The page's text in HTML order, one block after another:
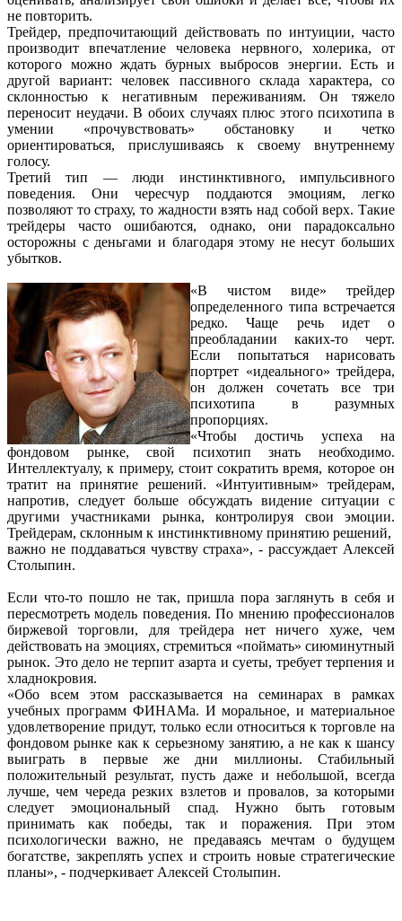
не повторить.
Трейдер, предпочитающий действовать по интуиции, часто
производит впечатление человека нервного, холерика, от
которого можно ждать бурных выбросов энергии. Есть и
другой вариант: человек пассивного склада характера, со
склонностью к негативным переживаниям. Он тяжело
переносит неудачи. В обоих случаях плюс этого психотипа в
умении «прочувствовать» обстановку и четко
ориентироваться, прислушиваясь к своему внутреннему
голосу.
Третий тип — люди инстинктивного, импульсивного
поведения. Они чересчур поддаются эмоциям, легко
позволяют то страху, то жадности взять над собой верх. Такие
трейдеры часто ошибаются, однако, они парадоксально
осторожны с деньгами и благодаря этому не несут больших
убытков.
«В чистом виде» трейдер
определенного типа встречается
редко. Чаще речь идет о
преобладании каких-то черт.
Если попытаться нарисовать
портрет «идеального» трейдера,
он должен сочетать все три
психотипа в разумных
пропорциях.
«Чтобы достичь успеха на
фондовом рынке, свой психотип знать необходимо.
Интеллектуалу, к примеру, стоит сократить время, которое он
тратит на принятие решений. «Интуитивным» трейдерам,
напротив, следует больше обсуждать видение ситуации с
другими участниками рынка, контролируя свои эмоции.
Трейдерам, склонным к инстинктивному принятию решений,
важно не поддаваться чувству страха», - рассуждает Алексей
Столыпин.
Если что-то пошло не так, пришла пора заглянуть в себя и
пересмотреть модель поведения. По мнению профессионалов
биржевой торговли, для трейдера нет ничего хуже, чем
действовать на эмоциях, стремиться «поймать» сиюминутный
рынок. Это дело не терпит азарта и суеты, требует терпения и
хладнокровия.
«Обо всем этом рассказывается на семинарах в рамках
учебных программ ФИНАМа. И моральное, и материальное
удовлетворение придут, только если относиться к торговле на
фондовом рынке как к серьезному занятию, а не как к шансу
выиграть в первые же дни миллионы. Стабильный
положительный результат, пусть даже и небольшой, всегда
лучше, чем череда резких взлетов и провалов, за которыми
следует эмоциональный спад. Нужно быть готовым
принимать как победы, так и поражения. При этом
психологически важно, не предаваясь мечтам о будущем
богатстве, закреплять успех и строить новые стратегические
планы», - подчеркивает Алексей Столыпин.